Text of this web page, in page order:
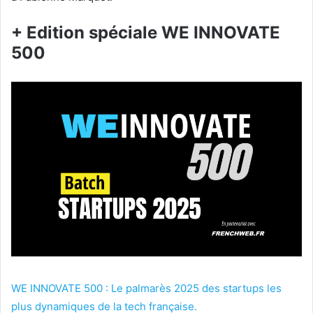
+ Edition spéciale WE INNOVATE
500
WE INNOVATE 500 : Le palmarès 2025 des startups les
plus dynamiques de la tech française.